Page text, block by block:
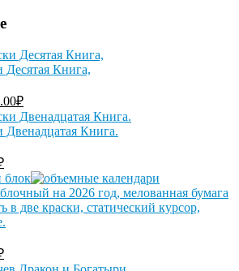
Книга,
₽
Двенадцатая Книга.
на 2026 год, мелованная бумага
в две краски, статический курсор,